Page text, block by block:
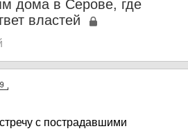
дома в Серове, где
властей
с пострадавшими